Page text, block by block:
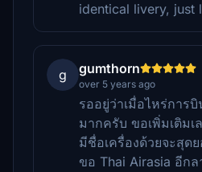
identical livery, just
g gumthorn
over 5 years ago
รออยู่ว่าเมื่อไหร่การ
มากครับ ขอเพิ่มเติมเ
มีชื่อเครื่องด้วยจะสุด
ขอ Thai Airasia อีก